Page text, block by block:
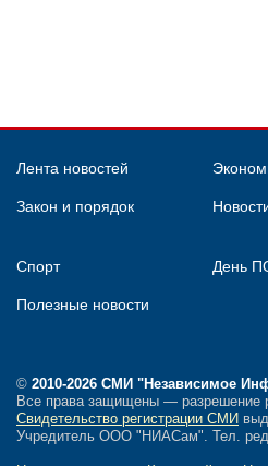
Лента новостей
Закон и порядок
Спорт День
Полезные новости
© 2010-2026 СМИ "Независимое
Все права защищены — разрешение
Свидетельство регистрации СМИ
Учредитель ООО "НИАСам". Тел.